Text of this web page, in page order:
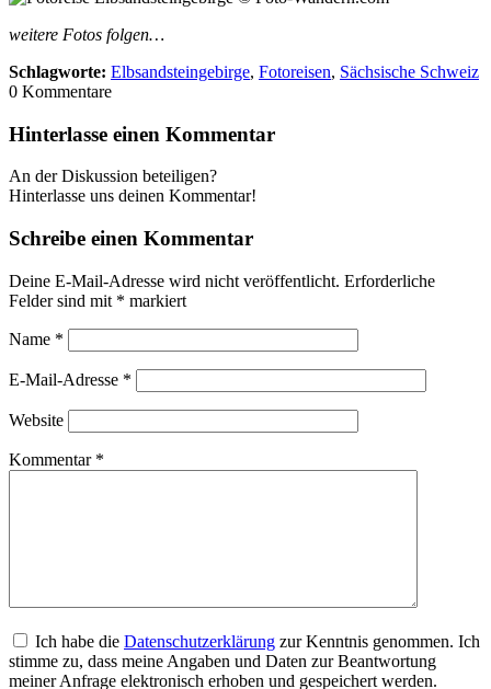
weitere Fotos folgen…
Schlagworte: Elbsandsteingebirge, Fotoreisen, Sächsische Schweiz
0 Kommentare
Hinterlasse einen Kommentar
An der Diskussion beteiligen?
Hinterlasse uns deinen Kommentar!
Schreibe einen Kommentar
Deine E-Mail-Adresse wird nicht veröffentlicht. Erforderliche
Felder sind mit * markiert
Name *
E-Mail-Adresse *
Website
Kommentar *
Ich habe die Datenschutzerklärung zur Kenntnis genommen. Ich
stimme zu, dass meine Angaben und Daten zur Beantwortung
meiner Anfrage elektronisch erhoben und gespeichert werden.